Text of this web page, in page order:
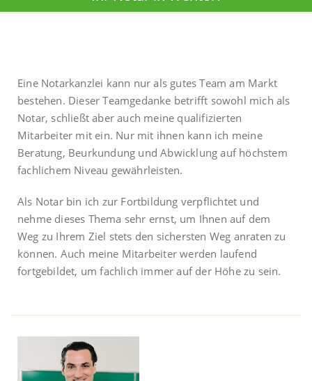
Eine Notarkanzlei kann nur als gutes Team am Markt
bestehen. Dieser Teamgedanke betrifft sowohl mich als
Notar, schließt aber auch meine qualifizierten
Mitarbeiter mit ein. Nur mit ihnen kann ich meine
Beratung, Beurkundung und Abwicklung auf höchstem
fachlichem Niveau gewährleisten.
Als Notar bin ich zur Fortbildung verpflichtet und
nehme dieses Thema sehr ernst, um Ihnen auf dem
Weg zu Ihrem Ziel stets den sichersten Weg anraten zu
können. Auch meine Mitarbeiter werden laufend
fortgebildet, um fachlich immer auf der Höhe zu sein.